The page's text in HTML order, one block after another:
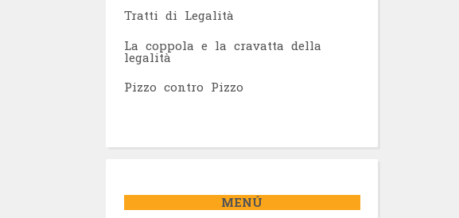
Tratti di Legalità
La coppola e la cravatta della
legalità
Pizzo contro Pizzo
MENÚ